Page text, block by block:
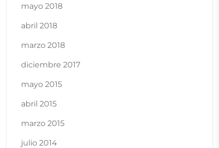
mayo 2018
abril 2018
marzo 2018
diciembre 2017
mayo 2015
abril 2015
marzo 2015
julio 2014